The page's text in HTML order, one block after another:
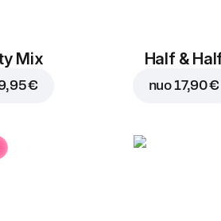
Mix
€
Half &
nuo17,90 €